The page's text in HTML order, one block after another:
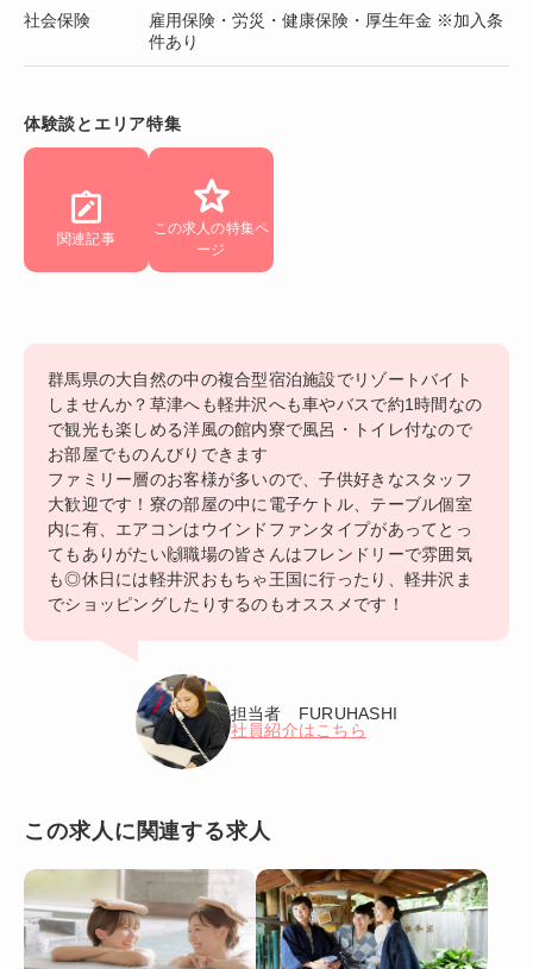
社会保険
雇用保険・労災・健康保険・厚生年金 ※加入条
件あり
体験談とエリア特集
関連記事
この求人の特集ペ
ージ
群馬県の大自然の中の複合型宿泊施設でリゾートバイト
しませんか？草津へも軽井沢へも車やバスで約1時間なの
で観光も楽しめる洋風の館内寮で風呂・トイレ付なので
お部屋でものんびりできます
ファミリー層のお客様が多いので、子供好きなスタッフ
大歓迎です！寮の部屋の中に電子ケトル、テーブル個室
内に有、エアコンはウインドファンタイプがあってとっ
てもありがたい🙌職場の皆さんはフレンドリーで雰囲気
も◎休日には軽井沢おもちゃ王国に行ったり、軽井沢ま
でショッピングしたりするのもオススメです！
担当者 FURUHASHI
社員紹介はこちら
この求人に関連する求人